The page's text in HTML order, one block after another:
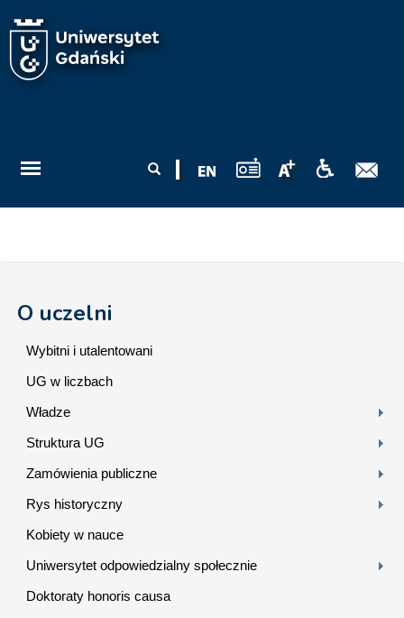
wyszukiwania
O uczelni
Wybitni i utalentowani
UG w liczbach
Władze
Struktura UG
Zamówienia publiczne
Rys historyczny
Kobiety w nauce
Uniwersytet odpowiedzialny społecznie
Doktoraty honoris causa